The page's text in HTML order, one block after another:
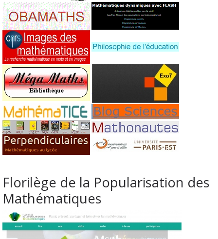
Florilège de la Popularisation des
Mathématiques